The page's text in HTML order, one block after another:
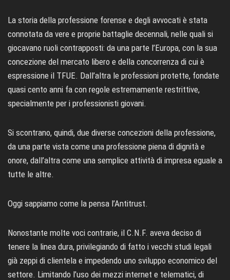
La storia della professione forense e degli avvocati è stata
connotata da vere e proprie battaglie decennali, nelle quali si
giocavano ruoli contrapposti: da una parte l’Europa, con la sua
concezione del mercato libero e della concorrenza di cui è
espressione il TFUE. Dall’altra le professioni protette, fondate
quasi cento anni fa con regole estremamente restrittive,
specialmente per i professionisti giovani.
Si scontrano, quindi, due diverse concezioni della professione,
da una parte vista come una professione piena di dignità e
onore, dall’altra come una semplice attività di impresa eguale a
tutte le altre.
Oggi sappiamo come la pensa l’Antitrust.
Nonostante molte voci contrarie, il C.N.F. aveva deciso di
tenere la linea dura, privilegiando di fatto i vecchi studi legali
già zeppi di clientela e impedendo uno sviluppo economico del
settore. Limitando l’uso dei mezzi internet e telematici, di